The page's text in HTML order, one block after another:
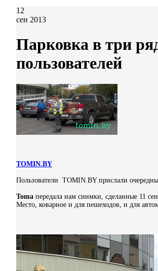
12
сен 2013
Парковка в три
пользователей
TOMIN.BY
Пользователи TOMIN.BY прислали
Toma передала нам снимки, сделанные 11
Место, коварное и для пешеходов, и для